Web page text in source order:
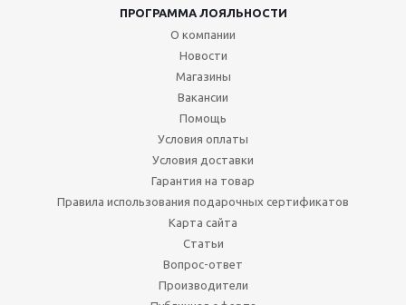
ПРОГРАММА ЛОЯЛЬНОСТИ
О компании
Новости
Магазины
Вакансии
Помощь
Условия оплаты
Условия доставки
Гарантия на товар
Правила использования подарочных сертификатов
Карта сайта
Статьи
Вопрос-ответ
Производители